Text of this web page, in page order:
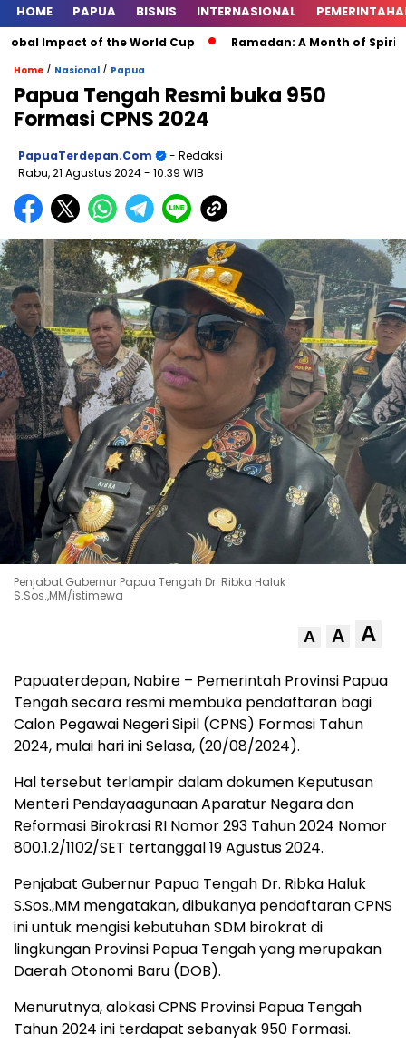
HOME PAPUA BISNIS INTERNASIONAL
Impact of the World Cup Ramadan: A Month of Spiritual
Home / Nasional / Papua
Papua Tengah Resmi buka 950
Formasi CPNS 2024
PapuaTerdepan.com
- Redaksi
Rabu, 21 Agustus 2024- 10:39 WIB
Penjabat Gubernur Papua Tengah Dr. Ribka Haluk
S.Sos.,MM/istimewa
A A A
Papuaterdepan, Nabire – Pemerintah Provinsi Papua
Tengah secara resmi membuka pendaftaran bagi
Calon Pegawai Negeri Sipil (CPNS) Formasi Tahun
2024, mulai hari ini Selasa, (20/08/2024).
Hal tersebut terlampir dalam dokumen Keputusan
Menteri Pendayaagunaan Aparatur Negara dan
Reformasi Birokrasi RI Nomor 293 Tahun 2024 Nomor
800.1.2/1102/SET tertanggal 19 Agustus 2024.
Penjabat Gubernur Papua Tengah Dr. Ribka Haluk
S.Sos.,MM mengatakan, dibukanya pendaftaran CPNS
ini untuk mengisi kebutuhan SDM birokrat di
lingkungan Provinsi Papua Tengah yang merupakan
Daerah Otonomi Baru (DOB).
Menurutnya, alokasi CPNS Provinsi Papua Tengah
Tahun 2024 ini terdapat sebanyak 950 Formasi.